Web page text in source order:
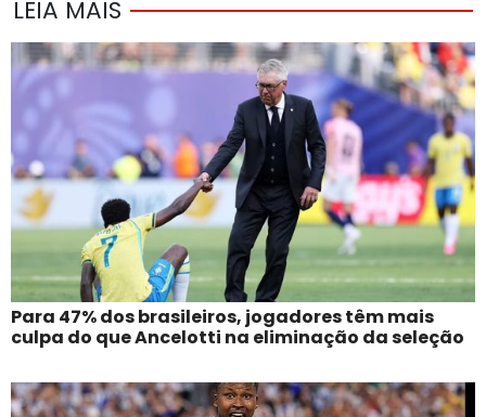
LEIA MAIS
Para 47% dos brasileiros, jogadores têm mais
culpa do que Ancelotti na eliminação da seleção